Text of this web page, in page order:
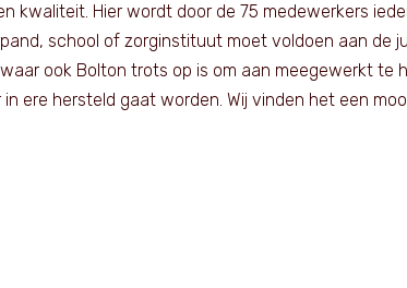
kwaliteit. Hier wordt door de 75 medewerkers
school of zorginstituut moet voldoen aan de
ook Bolton trots op is om aan meegewerkt te
ere hersteld gaat worden. Wij vinden het een